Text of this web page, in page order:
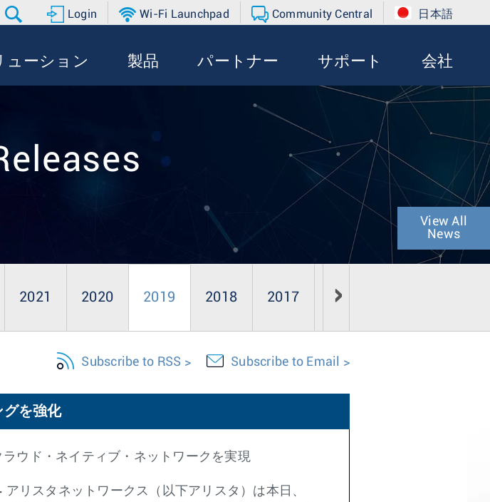
Login Wi-Fi Launchpad Community Central 日本語
ューション 製品 パートナー サポート 会社
View All
News
2021 2020 2019 2018 2017 2016
Subscribe to RSS Subscribe to Email
グを強化
ウド・ネイティブ・ネットワークを実現
アリスタネットワークス（以下アリスタ）は本日、